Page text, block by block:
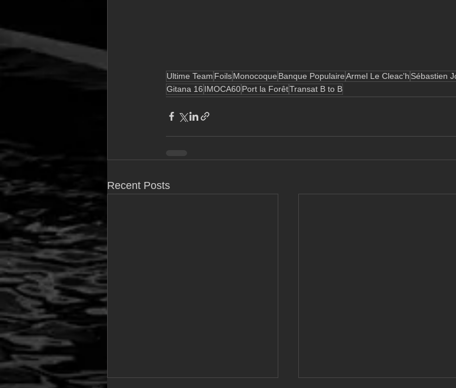
Ultime Team FoilsMonocoque Banque PopulaireArmel Le Cleac'h Sébastien
Gitana 16 IMOCA60Port la ForêtTransat B to B
Recent Posts